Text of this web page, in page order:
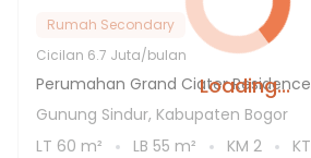
Loading...
Rumah Secondary
Cicilan 6.7 Juta/bulan
Perumahan Grand Ciater Residence
Gunung Sindur, Kabupaten Bogor
LT 60 m² LB 55 m² KM 2 KT